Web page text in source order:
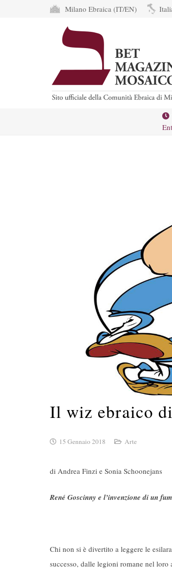
Milano Ebraica (IT/EN)
Il wiz ebraico
15 Gennaio 2018 Arte
di Andrea Finzi e Sonia Schoonejans
René Goscinny e l’invenzione di un
Chi non si è divertito a leggere le
successo, dalle legioni romane nel